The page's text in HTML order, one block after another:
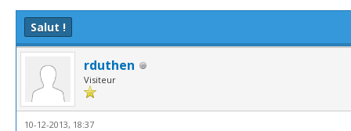
Salut !
rduthen
Visiteur
10-12-2013, 18:37